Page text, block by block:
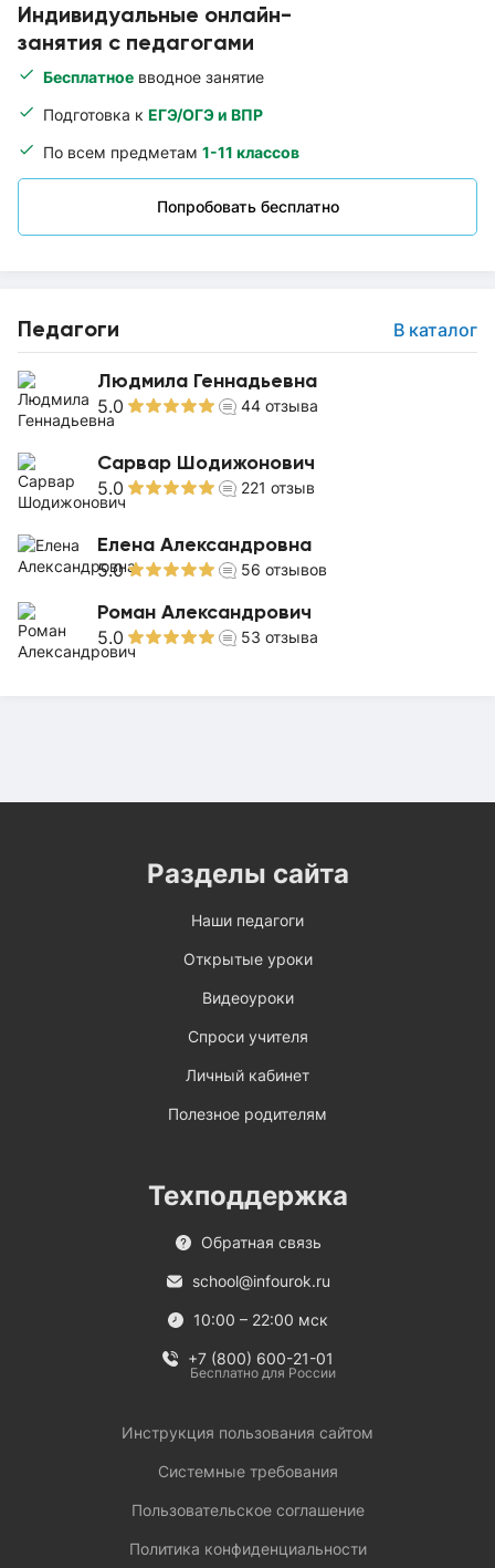
Индивидуальные онлайн-
занятия с педагогами
Бесплатное вводное занятие
Подготовка к ЕГЭ/ОГЭ и ВПР
По всем предметам 1-11 классов
Попробовать бесплатно
Педагоги В каталог
Людмила Геннадьевна
5.0 44 отзыва
Сарвар Шодижонович
5.0 221 отзыв
Елена Александровна
5.0 56 отзывов
Роман Александрович
5.0 53 отзыва
Разделы сайта
Наши педагоги
Открытые уроки
Видеоуроки
Спроси учителя
Личный кабинет
Полезное родителям
Техподдержка
Обратная связь
school@infourok.ru
10:00 – 22:00 мск
+7 (800) 600-21-01
Бесплатно для России
Инструкция пользования сайтом
Системные требования
Пользовательское соглашение
Политика конфиденциальности